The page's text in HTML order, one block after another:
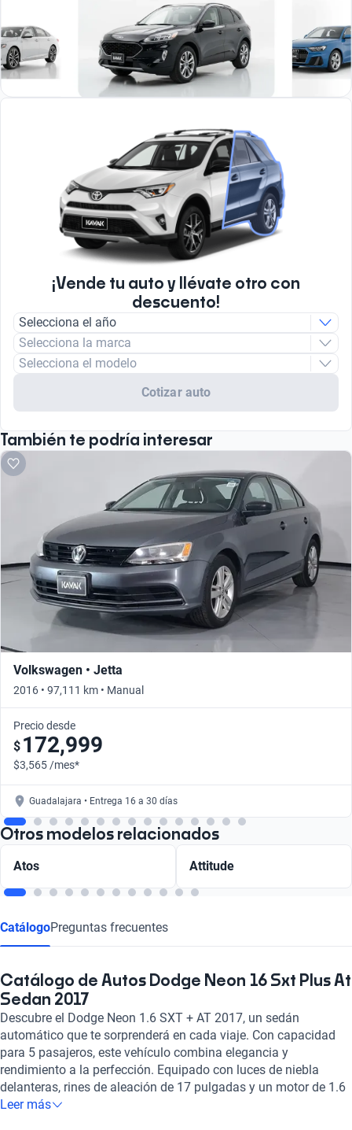
¡Vende tu auto y llévate otro con
descuento!
Selecciona el año
Selecciona la marca
Selecciona el modelo
Cotizar auto
También te podría interesar
Volkswagen • Jetta
2016 • 97,111 km • Manual
Precio desde
$ 172,999
$3,565 /mes*
Guadalajara • Entrega 16 a 30 días
Otros modelos relacionados
Atos Attitude
CatálogoPreguntas frecuentes
Catálogo de Autos Dodge Neon 16 Sxt Plus At
Sedan 2017
Descubre el Dodge Neon 1.6 SXT + AT 2017, un sedán
automático que te sorprenderá en cada viaje. Con capacidad
para 5 pasajeros, este vehículo combina elegancia y
rendimiento a la perfección. Equipado con luces de niebla
delanteras, rines de aleación de 17 pulgadas y un motor de 1.6
litros, te brinda una experiencia de conducción excepcional. Su
Leer más